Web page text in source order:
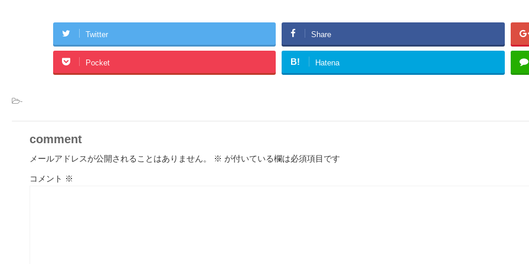
Twitter Share
Pocket B! Hatena
-
comment
メールアドレスが公開されることはありません。 ※ が付いている欄は必須項目です
コメント ※